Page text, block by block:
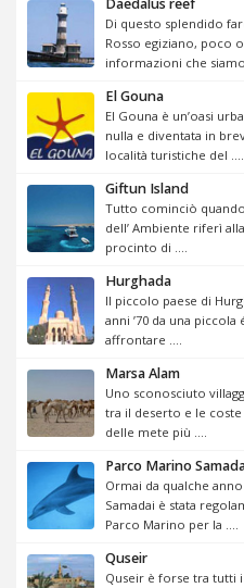
Daedalus reef
Di questo splendido
Rosso egiziano, poco
informazioni che
El Gouna
El Gouna è un’oasi
nulla e diventata in
località turistiche del ....
Giftun Island
Tutto cominciò
dell’ Ambiente riferì
procinto di ....
Hurghada
Il piccolo paese di
anni ’70 da una
affrontare ....
Marsa Alam
Uno sconosciuto
tra il deserto e le
delle mete più ....
Parco Marino
Ormai da qualche
Samadai è stata
Parco Marino per la ....
Quseir
Quseir è forse tra tutti